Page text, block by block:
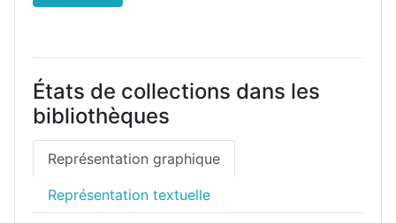
États de collections dans les
bibliothèques
Représentation graphique
Représentation textuelle